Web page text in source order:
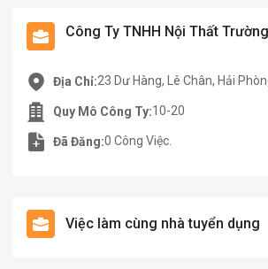
Công Ty TNHH Nội Thất
Địa Chỉ:23 Dư Hàng, Lê Chân, Hải
Quy Mô Công Ty:10-20
Đã Đăng:0 Công Việc.
Việc làm cùng nhà tuyển dụng